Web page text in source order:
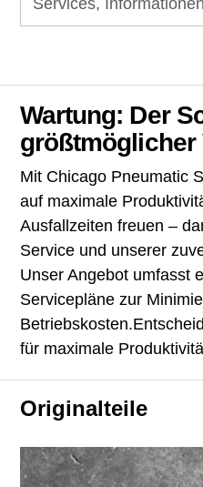
Wartung: Der
größtmöglicher
Mit Chicago Pneumatic
auf maximale
Ausfallzeiten freuen –
Service und unserer
Unser Angebot umfasst
Servicepläne zur
für maximale
Originalteile